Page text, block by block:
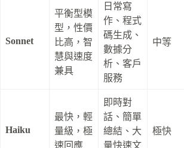
Sonnet
平衡型模
型，性價
比高，智
慧與速度
兼具
日常寫
作、程式
碼生成、
數據分
析、客戶
服務
中等
Haiku
最快，輕
量級，極
速回應
即時對
話、簡單
總結、大
量快速文
極快